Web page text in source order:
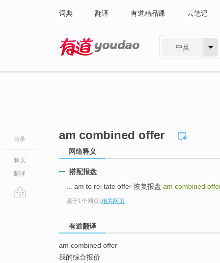
词典 翻译 有道精品课 云笔记
中英
目录
释义
翻译
am combined offer
网络释义
搭配报盘
... am to rei tate offer 恢复报盘 am combined
基于1个网页-相关网页
有道翻译
am combined offer
我的综合报价